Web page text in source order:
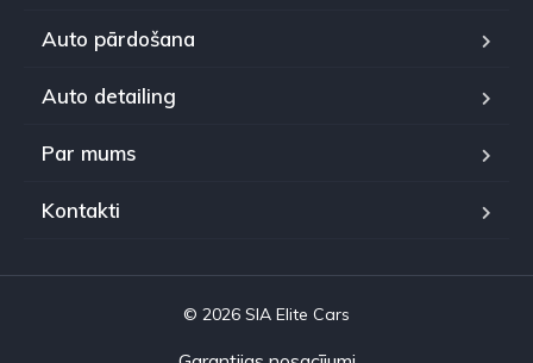
Auto pārdošana
Auto detailing
Par mums
Kontakti
© 2026 SIA Elite Cars